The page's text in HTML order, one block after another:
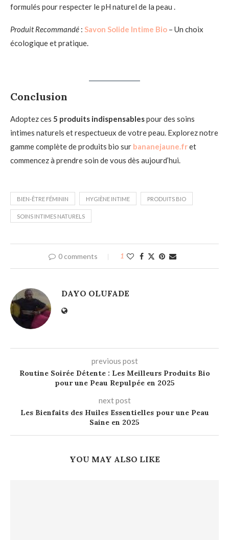
formulés pour respecter le pH naturel de la peau .
Produit Recommandé : Savon Solide Intime Bio – Un choix
écologique et pratique.
Conclusion
Adoptez ces 5 produits indispensablespour des soins
intimes naturels et respectueux de votre peau. Explorez notre
gamme complète de produits bio sur bananejaune.fret
commencez à prendre soin de vous dès aujourd’hui.
BIEN-ÊTRE FÉMININ HYGIÈNE INTIME PRODUITS BIO
SOINS INTIMES NATURELS
0 comments 1
DAYO OLUFADE
previous post
Routine Soirée Détente : Les Meilleurs Produits Bio
pour une Peau Repulpée en 2025
next post
Les Bienfaits des Huiles Essentielles pour une Peau
Saine en 2025
YOU MAY ALSO LIKE